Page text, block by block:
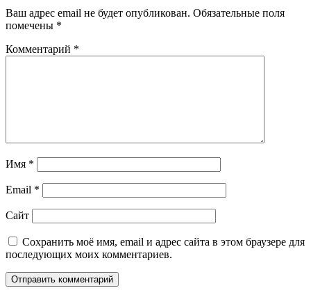
Ваш адрес email не будет опубликован. Обязательные поля
помечены *
Комментарий *
Имя *
Email *
Сайт
Сохранить моё имя, email и адрес сайта в этом браузере для
последующих моих комментариев.